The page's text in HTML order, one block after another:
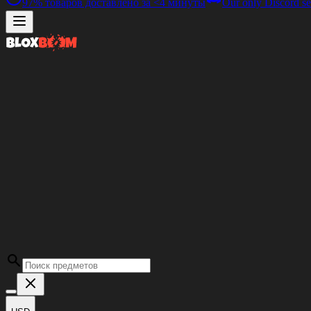
97% товаров доставлено за <4 минуты Our only Discord